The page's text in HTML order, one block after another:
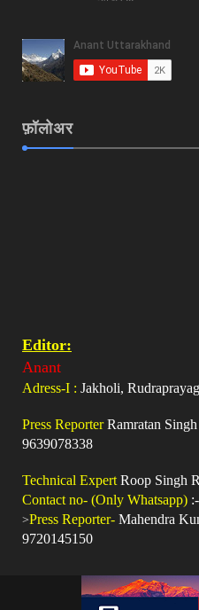
फ़ॉलोअर
Editor:
Anant
Adress-I : Jakholi,
Press ReporterRamratan
9639078338
Technical ExpertRoop Singh
Contact no- (Only Whatsapp)
>Press Reporter- Mahendra
9720145150